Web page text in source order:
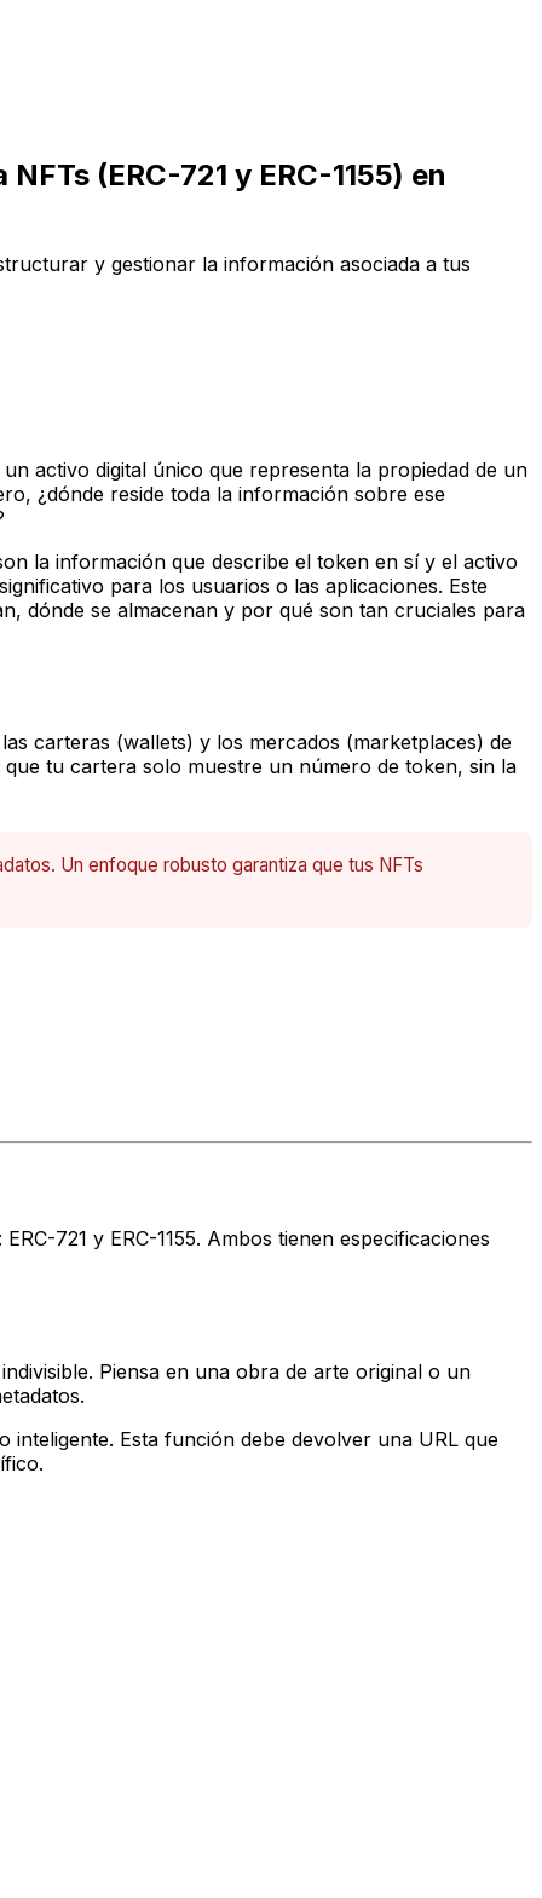
(ERC-721 y ERC-1155) en
y gestionar la información asociada a tus
activo digital único que representa la propiedad de un
¿dónde reside toda la información sobre ese
la información que describe el token en sí y el activo
para los usuarios o las aplicaciones. Este
dónde se almacenan y por qué son tan cruciales para
carteras (wallets) y los mercados (marketplaces) de
tu cartera solo muestre un número de token, sin la
Un enfoque robusto garantiza que tus NFTs
721 y ERC-1155. Ambos tienen especificaciones
Piensa en una obra de arte original o un
inteligente. Esta función debe devolver una URL que